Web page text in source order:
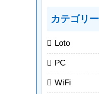
カテゴリー
Loto
PC
WiFi